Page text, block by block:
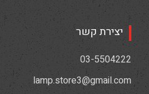
יצירת קשר
03-5504222
lamp.store3@gmail.com